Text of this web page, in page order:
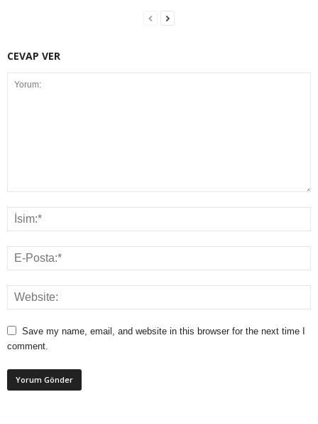
CEVAP VER
Save my name, email, and website in this browser for the next time I
comment.